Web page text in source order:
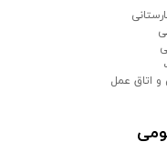
و اتاق عمل